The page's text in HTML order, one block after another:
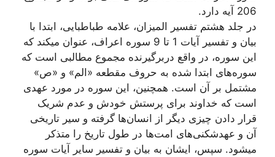
206 آیه دارد.
در جلد هشتم تفسیر المیزان، علامه طباطبایی، ابتدا با
بیان و تفسیر آیات 1 تا 9 سوره اعراف، عنوان میکند که
این سوره، در واقع دربرگیرنده مجموع مطالبی است که
سوره‌های ابتدا شده به حروف مقطعه «الم» و «ص»
مشتمل بر آن است. همچنین، این سوره در مورد عهدی
است که خداوند برای پرستش خودش و عدم شریک
قرار دادن چیزی دیگر از انسان‌ها گرفته و سیر تاریخی
آن و عهدشکنی‌های امت‌ها در طول تاریخ را متذکر
میشود. سپس، ایشان به بیان و تفسیر سایر آیات سوره